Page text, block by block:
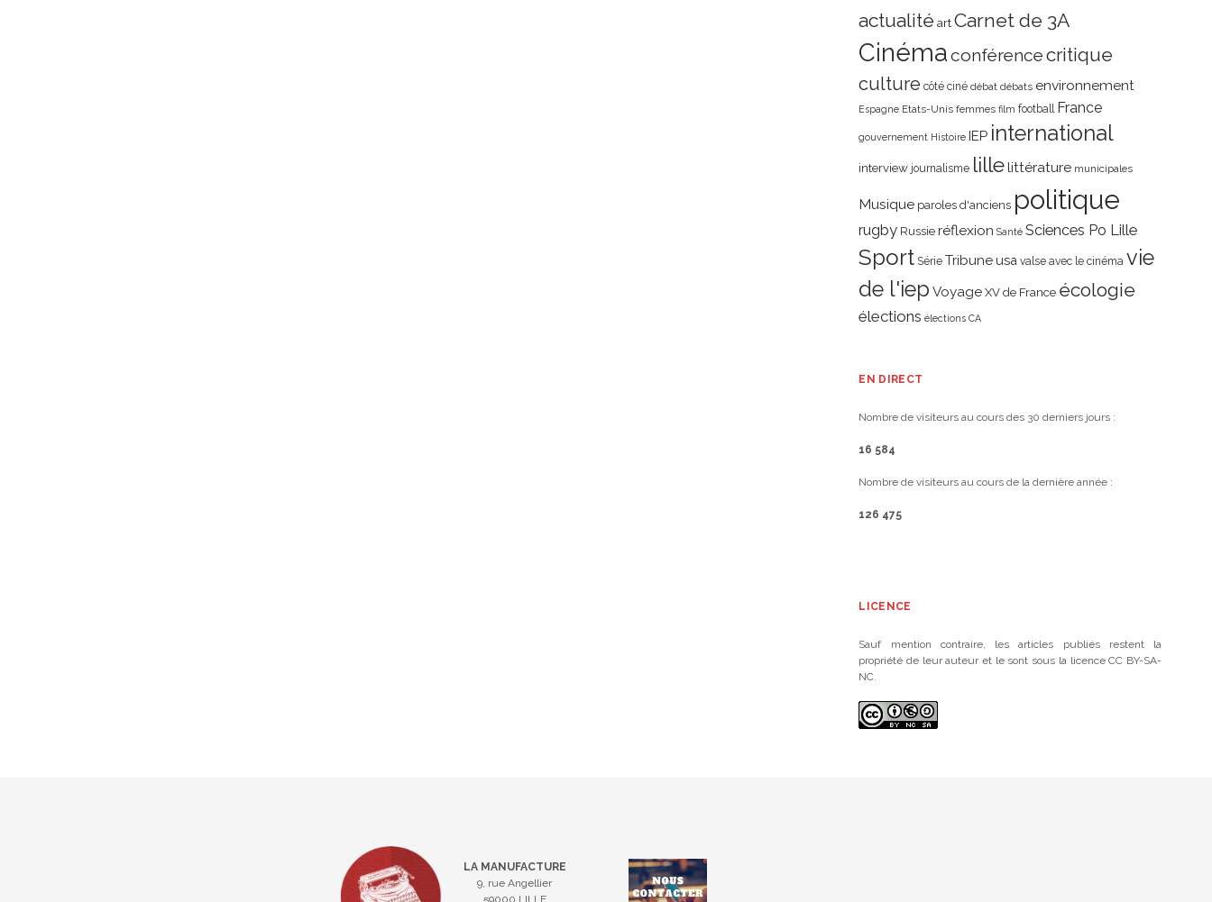
actualité art Carnet de 3A
Cinémaconférencecritique
culture côté ciné débat débats environnement
Espagne Etats-Unis femmes film football France
gouvernement Histoire IEP international
interview journalisme lillelittérature municipales
Musique paroles d'anciens politique
rugby Russie réflexion Santé Sciences Po Lille
Sport Série Tribune usa valse avec le cinéma vie
de l'iep Voyage XV de France écologie
élections élections CA
EN DIRECT
Nombre de visiteurs au cours des 30 derniers jours :
16 584
Nombre de visiteurs au cours de la dernière année :
126 475
LICENCE
Sauf mention contraire, les articles publiés restent la
propriété de leur auteur et le sont sous la licence CC BY-SA-
NC.
LA MANUFACTURE
9, rue Angellier
59000 LILLE